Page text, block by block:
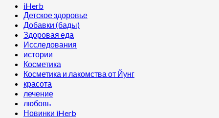
iHerb
Детское здоровье
Добавки (бады)
Здоровая еда
Исследования
истории
Косметика
Косметика и лакомства от Йунг
красота
лечение
любовь
Новинки iHerb